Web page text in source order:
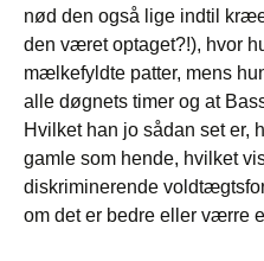
nød den også lige indtil
den været optaget?!), hvor
mælkefyldte patter, mens
alle døgnets timer og at
Hvilket han jo sådan set er,
gamle som hende, hvilket
diskriminerende
om det er bedre eller værre